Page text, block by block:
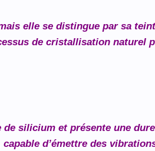
elle se distingue par sa
de cristallisation naturel
silicium et présente une
d’émettre des